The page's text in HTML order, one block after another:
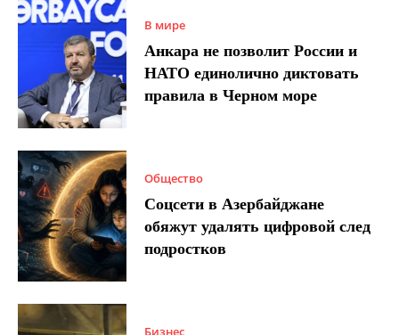
В мире
Анкара не позволит России и
НАТО единолично диктовать
правила в Черном море
Общество
Соцсети в Азербайджане
обяжут удалять цифровой след
подростков
Бизнес